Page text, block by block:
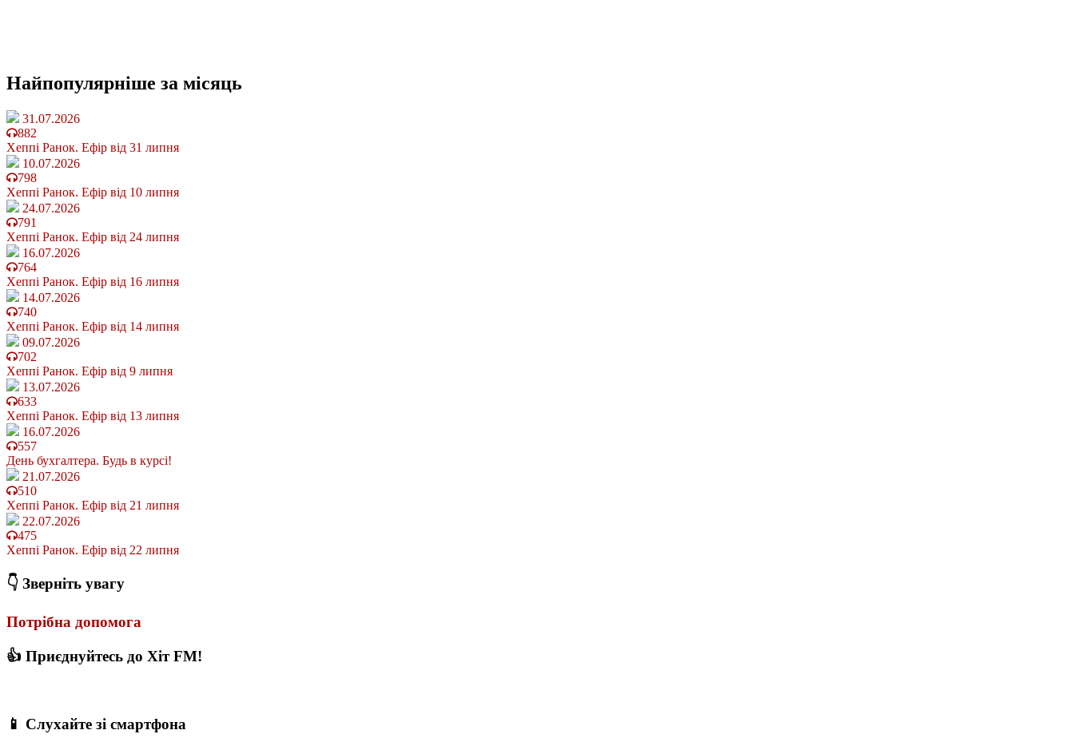
Найпопулярніше за місяць
31.07.2026
882
Хеппі Ранок. Ефір від 31 липня
10.07.2026
798
Хеппі Ранок. Ефір від 10 липня
24.07.2026
791
Хеппі Ранок. Ефір від 24 липня
16.07.2026
764
Хеппі Ранок. Ефір від 16 липня
14.07.2026
740
Хеппі Ранок. Ефір від 14 липня
09.07.2026
702
Хеппі Ранок. Ефір від 9 липня
13.07.2026
633
Хеппі Ранок. Ефір від 13 липня
16.07.2026
557
День бухгалтера. Будь в курсі!
21.07.2026
510
Хеппі Ранок. Ефір від 21 липня
22.07.2026
475
Хеппі Ранок. Ефір від 22 липня
👇 Зверніть увагу
Потрібна допомога
👍 Приєднуйтесь до Хіт FM!
📱 Слухайте зі смартфона